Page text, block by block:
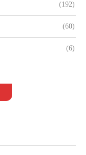
(192)
(60)
(6)